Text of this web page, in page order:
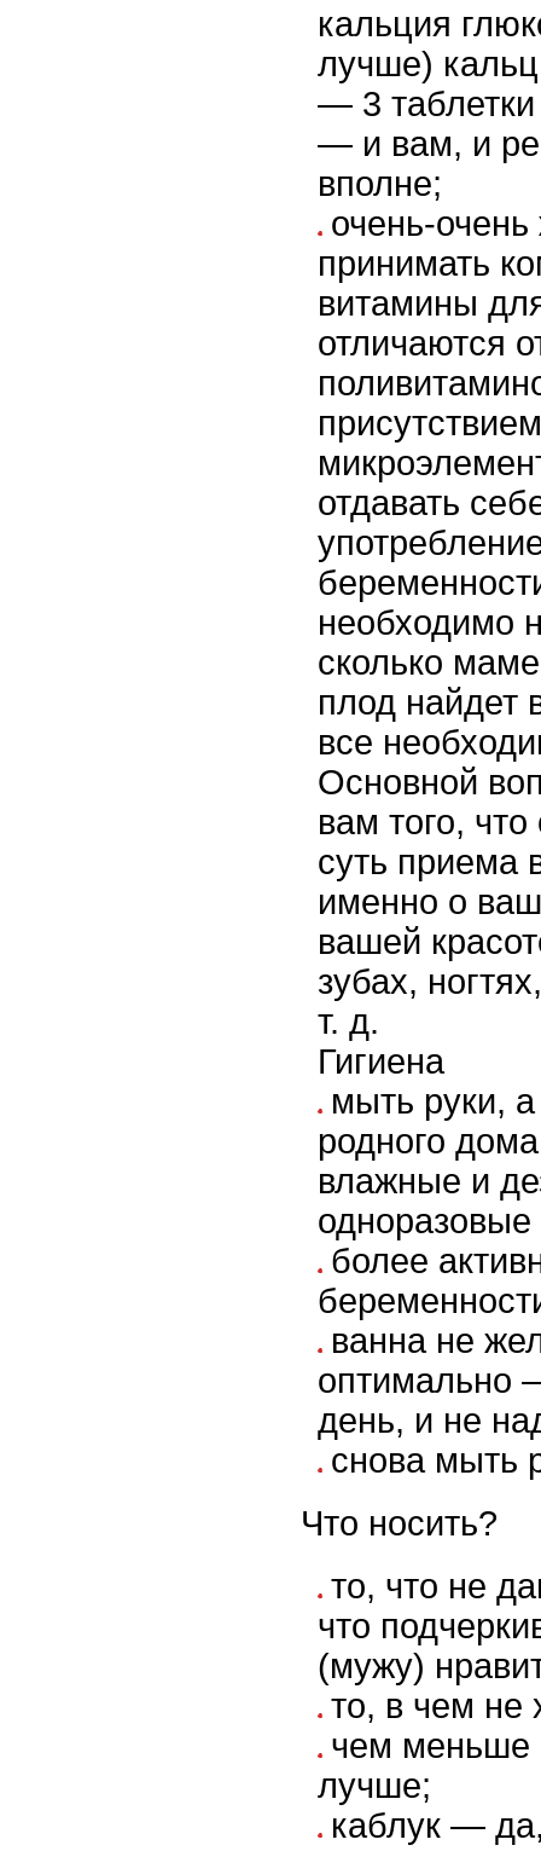
кальция
лучше)
— 3
— и вам, и
вполне;
очень-
принимать
витамины
отличаются
отдавать
необходимо
сколько
плод найдет
все
Основной
вам того,
суть приема
именно о
вашей
зубах,
т. д.
Гигиена
мыть руки,
родного
влажные и
более
ванна не
оптимально
день, и не
снова мыть
Что носить?
то, что не
что
(мужу)
то, в чем не
чем меньше
лучше;
каблук —